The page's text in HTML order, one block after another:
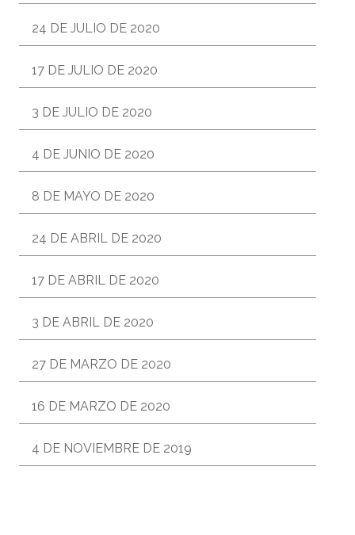
24 DE JULIO DE 2020
17 DE JULIO DE 2020
3 DE JULIO DE 2020
4 DE JUNIO DE 2020
8 DE MAYO DE 2020
24 DE ABRIL DE 2020
17 DE ABRIL DE 2020
3 DE ABRIL DE 2020
27 DE MARZO DE 2020
16 DE MARZO DE 2020
4 DE NOVIEMBRE DE 2019